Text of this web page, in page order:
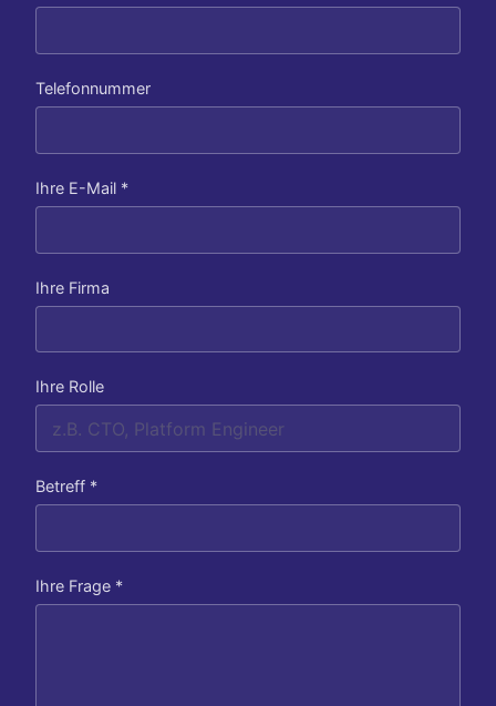
Telefonnummer
Ihre E-Mail *
Ihre Firma
Ihre Rolle
Betreff *
Ihre Frage *